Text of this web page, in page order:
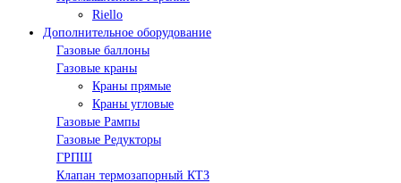
Riello
Дополнительное оборудование
Газовые баллоны
Газовые краны
Краны прямые
Краны угловые
Газовые Рампы
Газовые Редукторы
ГРПШ
Клапан термозапорный КТЗ